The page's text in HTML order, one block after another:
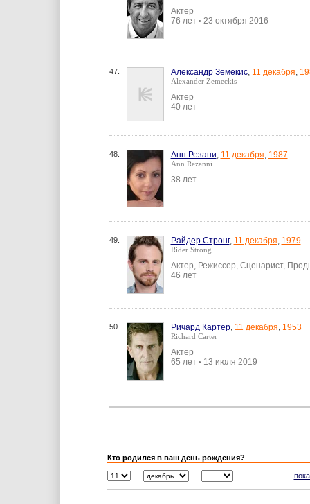
Актер
76 лет • 23 октября 2016
47. Александр Земекис, 11 декабря,
Alexander Zemeckis
Актер
40 лет
48. Анн Резани, 11 декабря, 1987
Ann Rezanni
38 лет
49. Райдер Стронг, 11 декабря, 1979
Rider Strong
Актер, Режиссер, Сценарист,
46 лет
50. Ричард Картер, 11 декабря, 1953
Richard Carter
Актер
65 лет • 13 июля 2019
Кто родился в ваш день рождения?